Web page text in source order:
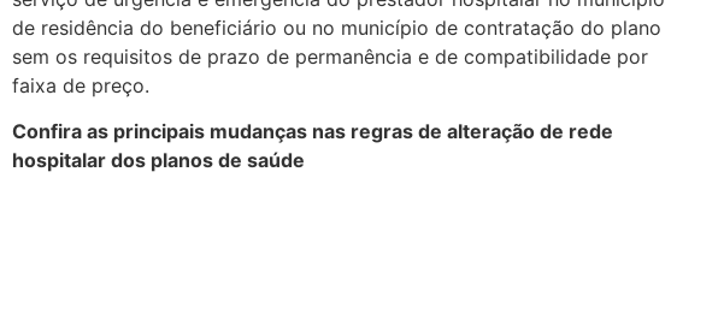
de residência do beneficiário ou no município de contratação do plano
sem os requisitos de prazo de permanência e de compatibilidade por
faixa de preço.
Confira as principais mudanças nas regras de alteração de rede
hospitalar dos planos de saúde